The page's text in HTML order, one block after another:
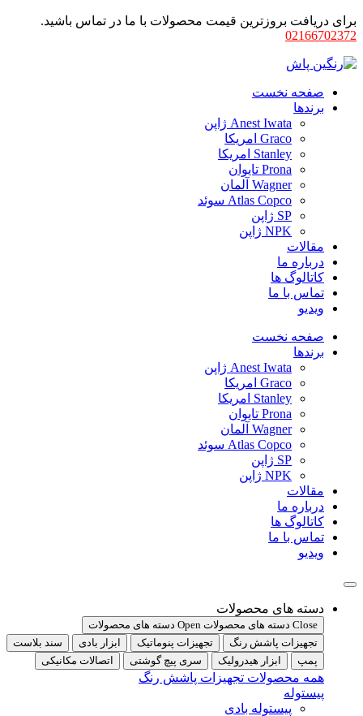
برای دریافت بروزترین قیمت محصولات با ما در تماس باشید.
02166702372
صفحه نخست
برندها
Anest Iwata ژاپن
Graco امریکا
Stanley امریکا
Prona تایوان
Wagner آلمان
Atlas Copco سوئد
SP ژاپن
NPK ژاپن
مقالات
درباره ما
کاتالوگ ها
تماس با ما
ویدیو
صفحه نخست
برندها
Anest Iwata ژاپن
Graco امریکا
Stanley امریکا
Prona تایوان
Wagner آلمان
Atlas Copco سوئد
SP ژاپن
NPK ژاپن
مقالات
درباره ما
کاتالوگ ها
تماس با ما
ویدیو
دسته های محصولات
Close دسته های محصولات
Open دسته های محصولات
تجهیزات پاشش رنگ
تجهیزات پنوماتیک ابزار بادی
سند بلاست
پمپ
ابزار هیدرولیک سری پیچ گوشتی اتصالات مکانیکی
همه محصولات تجهیزات پاشش رنگ
پیستوله
پیستوله بادی